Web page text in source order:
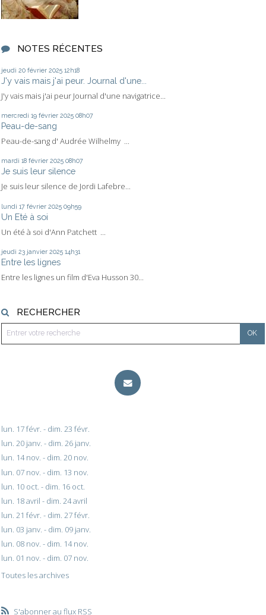
NOTES RÉCENTES
jeudi 20 février 2025 12h18
J'y vais mais j'ai peur. Journal d'une...
J'y vais mais j'ai peur Journal d'une navigatrice...
mercredi 19 février 2025 08h07
Peau-de-sang
Peau-de-sang d' Audrée Wilhelmy ...
mardi 18 février 2025 08h07
Je suis leur silence
Je suis leur silence de Jordi Lafebre...
lundi 17 février 2025 09h59
Un Eté à soi
Un été à soi d'Ann Patchett ...
jeudi 23 janvier 2025 14h31
Entre les lignes
Entre les lignes un film d'Eva Husson 30...
RECHERCHER
lun. 17 févr. - dim. 23 févr.
lun. 20 janv. - dim. 26 janv.
lun. 14 nov. - dim. 20 nov.
lun. 07 nov. - dim. 13 nov.
lun. 10 oct. - dim. 16 oct.
lun. 18 avril - dim. 24 avril
lun. 21 févr. - dim. 27 févr.
lun. 03 janv. - dim. 09 janv.
lun. 08 nov. - dim. 14 nov.
lun. 01 nov. - dim. 07 nov.
Toutes les archives
S'abonner au flux RSS